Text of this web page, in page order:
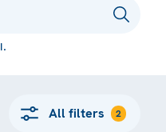
All filters 2